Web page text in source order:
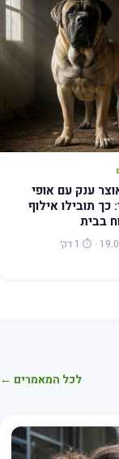
ענק עם אופי
כך תובילו אילוף
בבית
לכל המאמרים ←